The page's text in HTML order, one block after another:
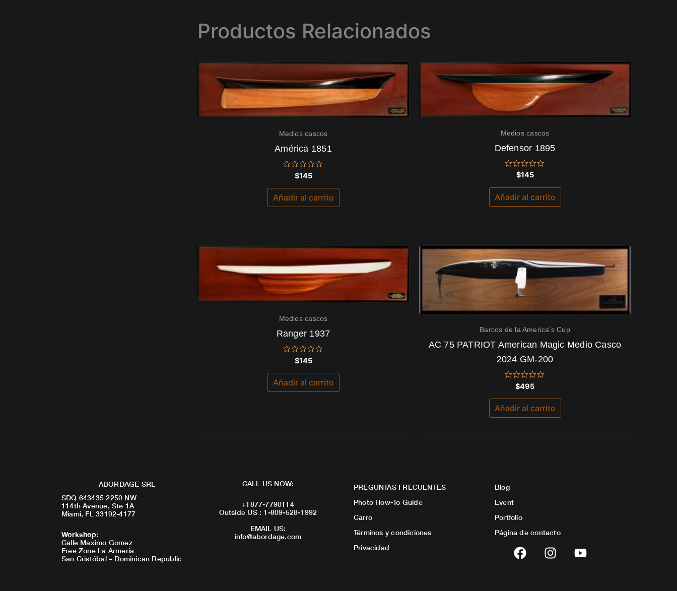
Productos Relacionados
Medios cascos
América 1851
Valorado
con
0
de
5
$145
Añadir al carrito
Medios cascos
Defensor 1895
Valorado
0
de
5
$145
Añadir al carrito
Medios cascos
Ranger 1937
Valorado
con
0
de
5
$145
Añadir al carrito
Barcos de la America’s Cup
AC 75 PATRIOT American Magic Medio Casco
2024 GM-200
Valorado
con
0
de
5
$495
Añadir al carrito
ABORDAGE SRL
SDQ 643435 2250 NW
114th Avenue, Ste 1A
Miami, FL 33192-4177
Workshop:
Calle Maximo Gomez
Free Zone La Armeria
San Cristóbal – Dominican Republic
CALL US NOW:
+1877-7790114
Outside US : 1-809-528-1992
EMAIL US:
info@abordage.com
PREGUNTAS FRECUENTES
Photo How-To Guide
Carro
Términos y condiciones
Privacidad
Blog
Event
Portfolio
Página de contacto
F
a
I
n
Y
o